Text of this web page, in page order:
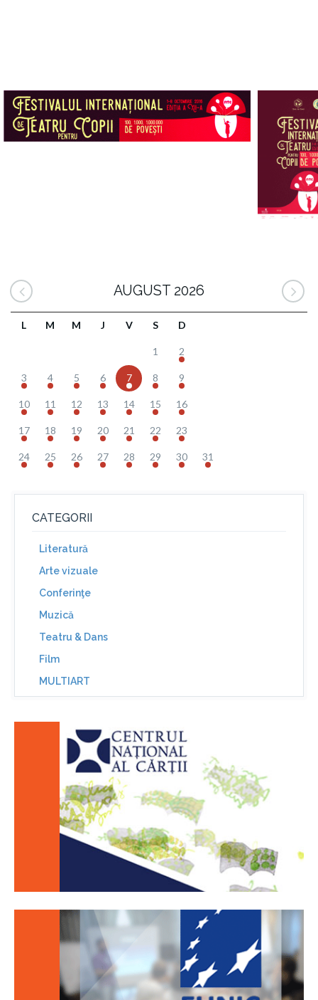
AUGUST 2026
L M M J V S D
1 2
3 4 5 6 7 8 9
10 11 12 13 14 15 16
17 18 19 20 21 22 23
24 25 26 27 28 29 30 31
CATEGORII
Literatură
Arte vizuale
Conferinţe
Muzică
Teatru & Dans
Film
MULTIART